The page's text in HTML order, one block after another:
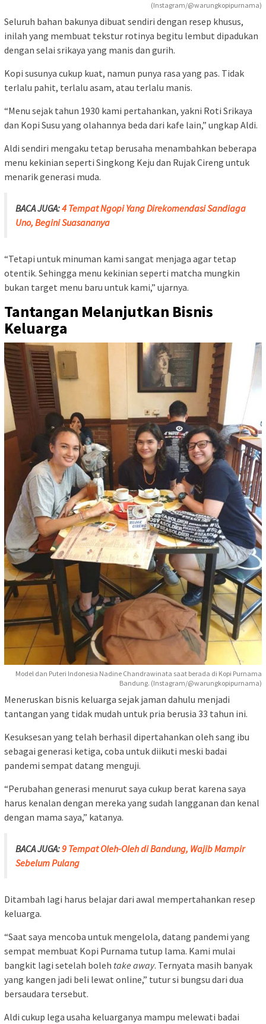
(Instagram/@warungkopipurnama)
Seluruh bahan bakunya dibuat sendiri dengan resep khusus,
inilah yang membuat tekstur rotinya begitu lembut dipadukan
dengan selai srikaya yang manis dan gurih.
Kopi susunya cukup kuat, namun punya rasa yang pas. Tidak
terlalu pahit, terlalu asam, atau terlalu manis.
“Menu sejak tahun 1930 kami pertahankan, yakni Roti Srikaya
dan Kopi Susu yang olahannya beda dari kafe lain,” ungkap Aldi.
Aldi sendiri mengaku tetap berusaha menambahkan beberapa
menu kekinian seperti Singkong Keju dan Rujak Cireng untuk
menarik generasi muda.
BACA JUGA:4 Tempat Ngopi Yang Direkomendasi Sandiaga
Uno, Begini Suasananya
“Tetapi untuk minuman kami sangat menjaga agar tetap
otentik. Sehingga menu kekinian seperti matcha mungkin
bukan target menu baru untuk kami,” ujarnya.
Tantangan Melanjutkan Bisnis
Keluarga
Model dan Puteri Indonesia Nadine Chandrawinata saat berada di Kopi Purnama
Bandung. (Instagram/@warungkopipurnama)
Meneruskan bisnis keluarga sejak jaman dahulu menjadi
tantangan yang tidak mudah untuk pria berusia 33 tahun ini.
Kesuksesan yang telah berhasil dipertahankan oleh sang ibu
sebagai generasi ketiga, coba untuk diikuti meski badai
pandemi sempat datang menguji.
“Perubahan generasi menurut saya cukup berat karena saya
harus kenalan dengan mereka yang sudah langganan dan kenal
dengan mama saya,” katanya.
BACA JUGA:9 Tempat Oleh-Oleh di Bandung, Wajib Mampir
Sebelum Pulang
Ditambah lagi harus belajar dari awal mempertahankan resep
keluarga.
“Saat saya mencoba untuk mengelola, datang pandemi yang
sempat membuat Kopi Purnama tutup lama. Kami mulai
bangkit lagi setelah boleh take away. Ternyata masih banyak
yang kangen jadi beli lewat online,” tutur si bungsu dari dua
bersaudara tersebut.
Aldi cukup lega usaha keluarganya mampu melewati badai